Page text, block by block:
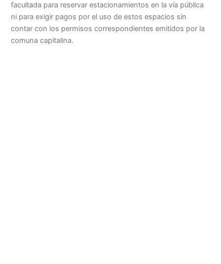
facultada para reservar estacionamientos en la vía pública
ni para exigir pagos por el uso de estos espacios sin
contar con los permisos correspondientes emitidos por la
comuna capitalina.